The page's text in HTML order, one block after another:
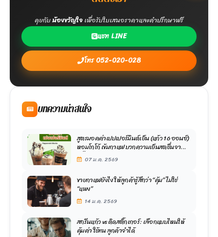
คุยกับน้องขวัญใจเพื่อรับใบเสนอราคาและคำปรึกษาฟรี
แชท LINE
โทร 052-020-028
บทความน่าสนใจ
สูตรมอคค่าเปปเปอร์มินต์เย็น (แก้ว 16 ออนซ์)
หอมโกโก้ เข้มกาแฟ บวกความเย็นสดชื่นจา
กมิ้นต์ ฟินมากกก
07 ม.ค. 2569
ขายกาแฟยังไง ให้ลูกค้ารู้สึกว่า “คุ้ม” ไม่ใช่
“แพง”
14 ม.ค. 2569
สกรีนแก้ว vs ติดสติ๊กเกอร์: เลือกแบบไหนให้
คุ้มค่า ใช้ทน ลูกค้าจำได้